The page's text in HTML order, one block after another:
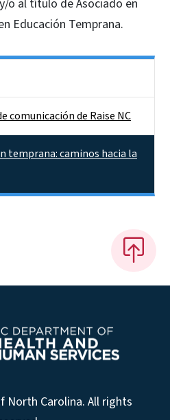
o al título de Asociado en
Educación Temprana.
comunicación de Raise NC
temprana: caminos hacia la
North Carolina. All rights